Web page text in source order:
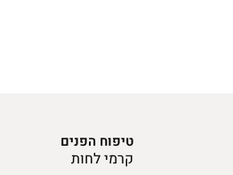
טיפוח הפנים
קרמי לחות